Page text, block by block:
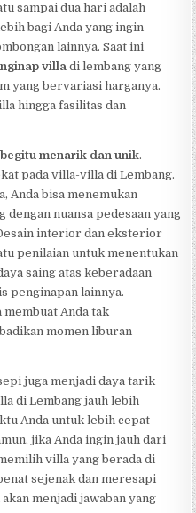
sampai dua hari adalah
bagi Anda yang ingin
lainnya. Saat ini
villadi lembang yang
yang bervariasi harganya.
hingga fasilitas dan
menarik dan unik.
pada villa-villa di Lembang.
Anda bisa menemukan
nuansa pedesaan yang
interior dan eksterior
penilaian untuk menentukan
saing atas keberadaan
penginapan lainnya.
membuat Anda tak
momen liburan
juga menjadi daya tarik
di Lembang jauh lebih
Anda untuk lebih cepat
jika Anda ingin jauh dari
villa yang berada di
sejenak dan meresapi
menjadi jawaban yang